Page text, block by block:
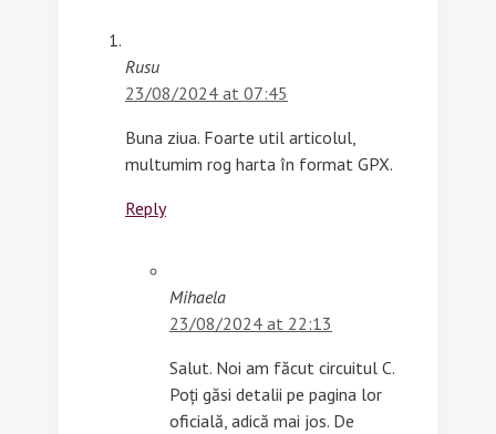
Rusu
23/08/2024 at 07:45
Buna ziua. Foarte util articolul,
multumim rog harta în format GPX.
Reply
Mihaela
23/08/2024 at 22:13
Salut. Noi am făcut circuitul C.
Poți găsi detalii pe pagina lor
oficială, adică mai jos. De